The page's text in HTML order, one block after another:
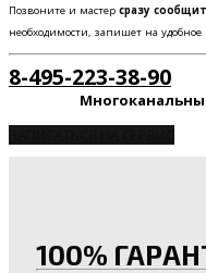
Позвоните и мастер сразу
необходимости, запишет на удобное
8-495-223-38-90
100%